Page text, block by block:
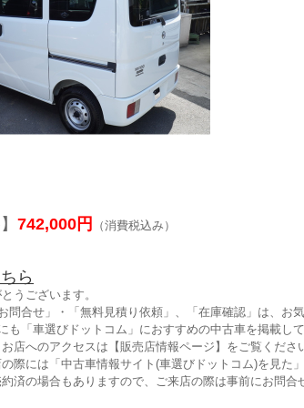
742,000円 （消費税込み）
ら
うございます。
問合せ」・「無料見積り依頼」、「在庫確認」は、お
も「車選びドットコム」におすすめの中古車を掲載して
店へのアクセスは【販売店情報ページ】をご覧くださ
際には「中古車情報サイト(車選びドットコム)を見た
済の場合もありますので、ご来店の際は事前にお問合